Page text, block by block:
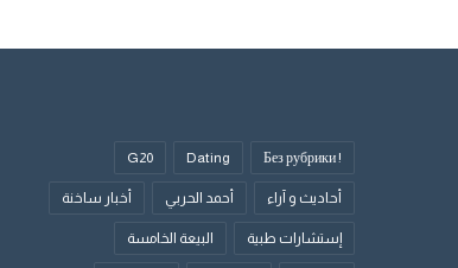
! Без рубрики
Dating
G20
أحاديث و آراء أحمد الحربي أخبار ساخنة
إستشارات طبية البيعة الخامسة